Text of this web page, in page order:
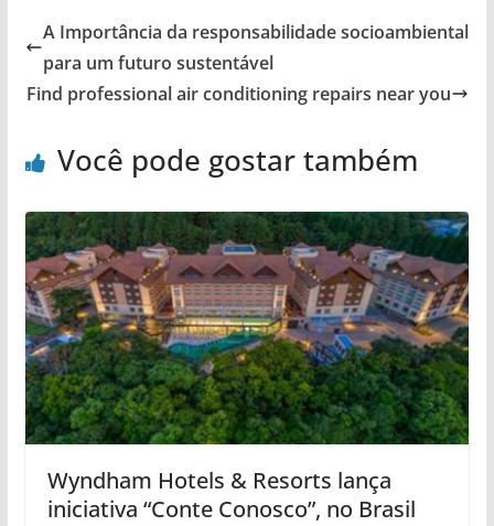
A Importância da responsabilidade socioambiental
para um futuro sustentável
Find professional air conditioning repairs near you
Você pode gostar também
Wyndham Hotels & Resorts lança
iniciativa “Conte Conosco”, no Brasil